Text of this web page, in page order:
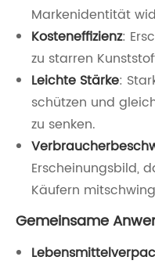
Markenidentität
Kosteneffizienz:
zu starren
Leichte Stärke:
schützen und
zu senken.
Erscheinungsbild,
Käufern
Gemeinsame